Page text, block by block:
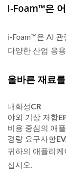
I-Foam™은
i-Foam™은 AI 관
다양한 산업 응
올바른 재료
내화성CR
야외 기상 저항
비용 중심의 애
경량 요구사항
귀하의 애플리
십시오.